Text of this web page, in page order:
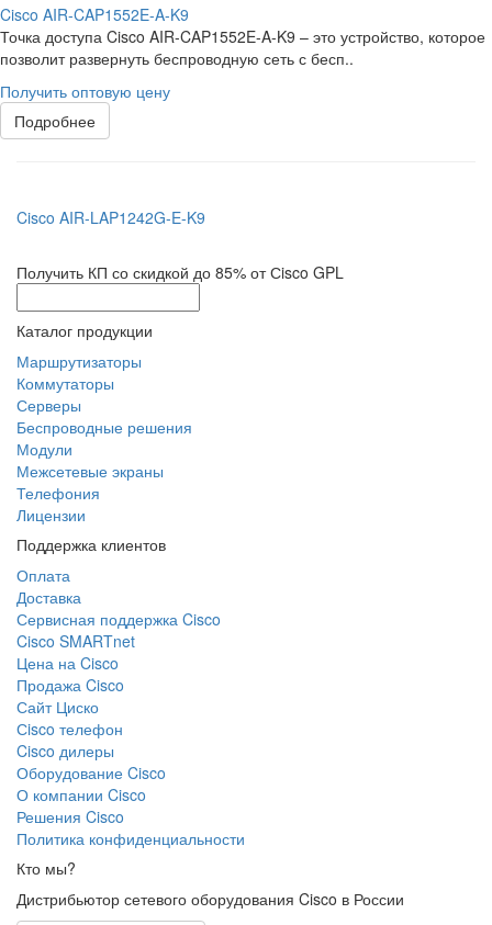
Cisco AIR-CAP1552E-A-K9
Точка доступа Cisco AIR-CAP1552E-A-K9 – это устройство, которое
позволит развернуть беспроводную сеть с бесп..
Получить оптовую цену
Подробнее
Cisco AIR-LAP1242G-E-K9
Получить КП со скидкой до 85% от Сisco GPL
Каталог продукции
Маршрутизаторы
Коммутаторы
Серверы
Беспроводные решения
Модули
Межсетевые экраны
Телефония
Лицензии
Поддержка клиентов
Оплата
Доставка
Сервисная поддержка Cisco
Cisco SMARTnet
Цена на Cisco
Продажа Cisco
Сайт Циско
Сisco телефон
Cisco дилеры
Оборудование Cisco
О компании Cisco
Решения Cisco
Политика конфиденциальности
Кто мы?
Дистрибьютор сетевого оборудования Cisco в России